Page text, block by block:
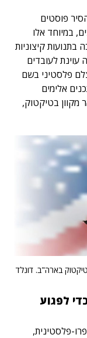
פוסטים
במיוחד אלו
בתנועות קיצוניות
עוינת לעובדים
פלסטיני בשם
אלימים
מקוון בטיקטוק,
בארה"ב. דונלד
לפגוע
פלסטינית,